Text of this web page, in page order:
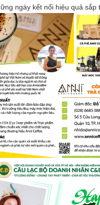
ngày kết nối hiệu quả sắp